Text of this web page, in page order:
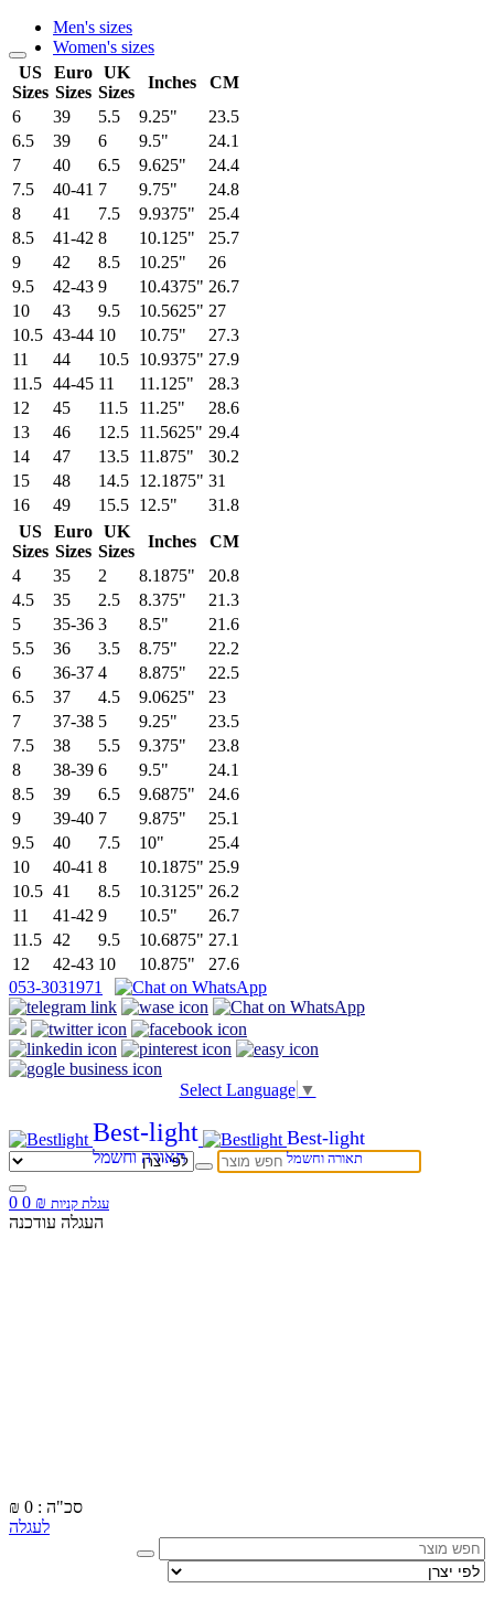
Men's sizes
Women's sizes
US
Sizes
Euro
Sizes
UK
Sizes
Inches
CM
6
39 5.5 9.25"
23.5
6.5
39 6 9.5"
24.1
7
40 6.5 9.625"
24.4
7.5
40-41 7 9.75"
24.8
8
41 7.5 9.9375"
25.4
8.5
41-42 8 10.125"
25.7
9
42 8.5 10.25"
26
9.5
42-43 9 10.4375" 26.7
10
43 9.5 10.5625" 27
10.5 43-44 10 10.75"
27.3
11
44 10.5 10.9375" 27.9
11.5 44-45 11 11.125"
28.3
12
45 11.5 11.25"
28.6
13
46 12.5 11.5625" 29.4
14
47 13.5 11.875"
30.2
15
48 14.5 12.1875" 31
16
49 15.5 12.5"
31.8
US
Sizes
Euro
Sizes
UK
Sizes
Inches
CM
4
35 2 8.1875"
20.8
4.5
35 2.5 8.375"
21.3
5
35-36 3 8.5"
21.6
5.5
36 3.5 8.75"
22.2
6
36-37 4 8.875"
22.5
6.5
37 4.5 9.0625"
23
7
37-38 5 9.25"
23.5
7.5
38 5.5 9.375"
23.8
8
38-39 6 9.5"
24.1
8.5
39 6.5 9.6875"
24.6
9
39-40 7 9.875"
25.1
9.5
40 7.5 10"
25.4
10
40-41 8 10.1875" 25.9
10.5 41 8.5 10.3125" 26.2
11
41-42 9 10.5"
26.7
11.5 42 9.5 10.6875" 27.1
12
42-43 10 10.875"
27.6
053-3031971
Select Language ▼
Best-light
תאורה וחשמל
Best-light
תאורה וחשמל
0 עגלת קניות ₪
0
העגלה עודכנה
₪
סכ"ה : 0
לעגלה